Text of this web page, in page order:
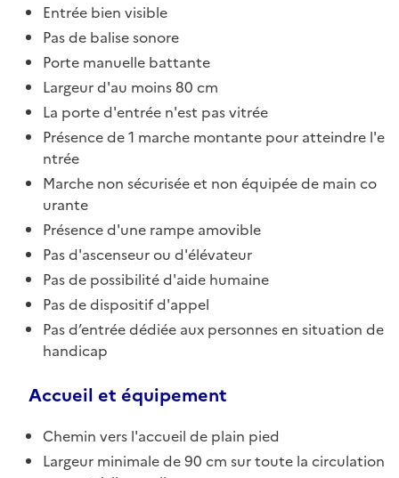
Entrée bien visible
Pas de balise sonore
Porte manuelle battante
Largeur d'au moins 80 cm
La porte d'entrée n'est pas vitrée
Présence de 1 marche montante pour atteindre l'e
ntrée
Marche non sécurisée et non équipée de main co
urante
Présence d'une rampe amovible
Pas d'ascenseur ou d'élévateur
Pas de possibilité d'aide humaine
Pas de dispositif d'appel
Pas d’entrée dédiée aux personnes en situation de
handicap
Accueil et équipement
Chemin vers l'accueil de plain pied
Largeur minimale de 90 cm sur toute la circulation